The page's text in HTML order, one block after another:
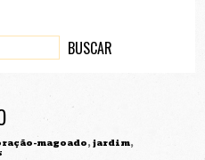
magoado,jardim,